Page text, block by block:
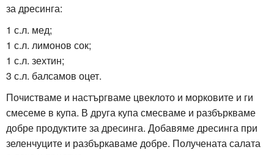
за дресинга:
1 с.л. мед;
1 с.л. лимонов сок;
1 с.л. зехтин;
3 с.л. балсамов оцет.
Почистваме и настъргваме цвеклото и морковите и ги
смесеме в купа. В друга купа смесваме и разбъркваме
добре продуктите за дресинга. Добавяме дресинга при
зеленчуците и разбъркаваме добре. Получената салата